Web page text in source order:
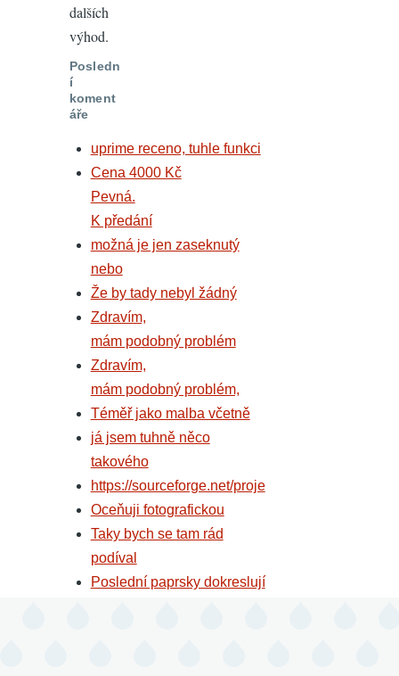
dalších
výhod.
Posledn
í
koment
áře
uprime receno, tuhle funkci
Cena 4000 Kč
Pevná.
K předání
možná je jen zaseknutý
nebo
Že by tady nebyl žádný
Zdravím,
mám podobný problém
Zdravím,
mám podobný problém,
Téměř jako malba včetně
já jsem tuhně něco
takového
https://sourceforge.net/proje
Oceňuji fotografickou
Taky bych se tam rád
podíval
Poslední paprsky dokreslují